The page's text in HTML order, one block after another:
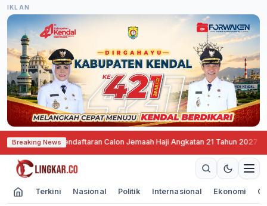
IKLAN
Breaking News
Mulai Buka Pendaftaran Calon Jemaah Haji Angkatan 21 Tahun 2027·
Terkini Nasional Politik Internasional Ekonomi